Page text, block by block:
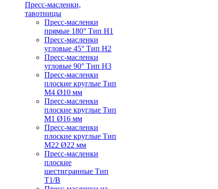
Пресс-масленки,
тавотницы
Пресс-масленки
прямые 180° Тип H1
Пресс-масленки
угловые 45° Тип H2
Пресс-масленки
угловые 90° Тип H3
Пресс-масленки
плоские круглые Тип
M4 Ø10 мм
Пресс-масленки
плоские круглые Тип
M1 Ø16 мм
Пресс-масленки
плоские круглые Тип
M22 Ø22 мм
Пресс-масленки
плоские
шестигранные Тип
T1/B